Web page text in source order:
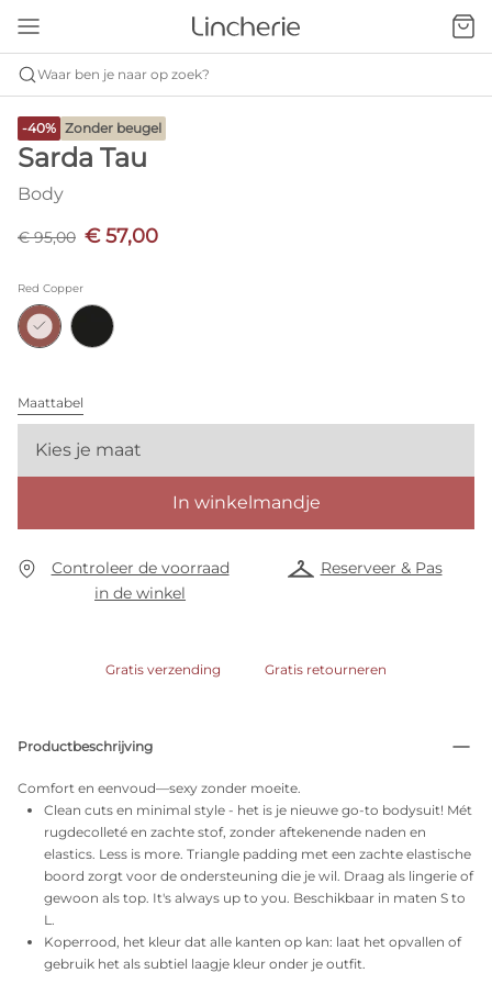
Waar ben je naar op zoek?
-40% Zonder beugel
Sarda Tau
Body
€ 95,00 € 57,00
Red Copper
Maattabel
Kies je maat
In winkelmandje
Controleer de voorraad
in de winkel
Reserveer & Pas
Gratis verzending Gratis retourneren
Productbeschrijving
Comfort en eenvoud—sexy zonder moeite.
Clean cuts en minimal style - het is je nieuwe go-to bodysuit! Mét
rugdecolleté en zachte stof, zonder aftekenende naden en
elastics. Less is more. Triangle padding met een zachte elastische
boord zorgt voor de ondersteuning die je wil. Draag als lingerie of
gewoon als top. It's always up to you. Beschikbaar in maten S to
L.
Koperrood, het kleur dat alle kanten op kan: laat het opvallen of
gebruik het als subtiel laagje kleur onder je outfit.